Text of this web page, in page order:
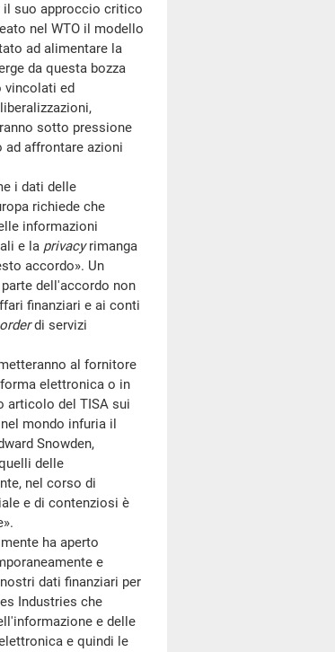
il suo approccio critico
nel WTO il modello
ad alimentare la
da questa bozza
vincolati ed
sotto pressione
affrontare azioni
i dati delle
richiede che
informazioni
e la privacyrimanga
accordo». Un
dell'accordo non
finanziari e ai conti
di servizi
al fornitore
elettronica o in
articolo del TISA sui
mondo infuria il
Snowden,
delle
nel corso di
e di contenziosi è
ha aperto
e
dati finanziari per
Industries che
e delle
e quindi le